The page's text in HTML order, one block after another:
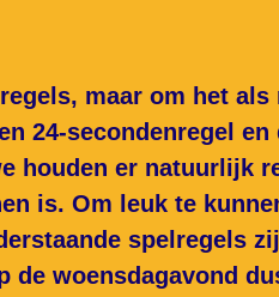
maar om het
24-secondenregel
houden er natuurlijk
is. Om leuk te
spelregels
woensdagavond